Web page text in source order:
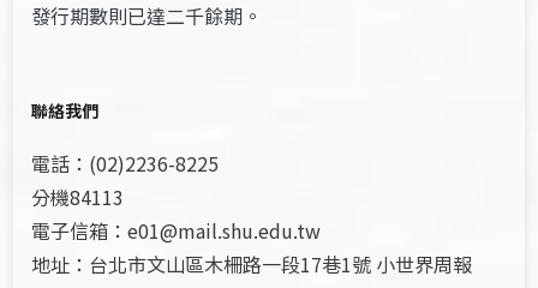
發行期數則已達二千餘期。
聯絡我們
電話：(02)2236-8225
分機84113
電子信箱：e01@mail.shu.edu.tw
地址：台北市文山區木柵路一段17巷1號 小世界周報